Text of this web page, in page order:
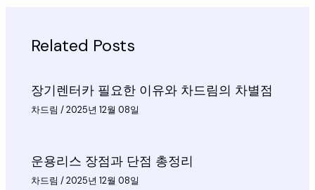
Related Posts
장기렌터카 필요한 이유와 차드림의 차별점
차드림 /2025년 12월 08일
운용리스 장점과 단점 총정리
차드림 /2025년 12월 08일